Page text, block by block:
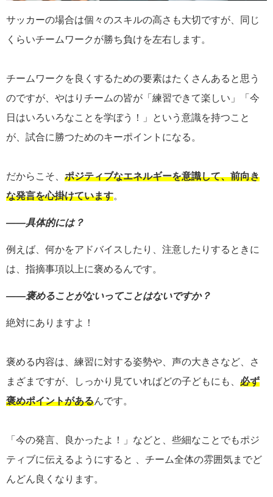
サッカーの場合は個々のスキルの高さも大切ですが、同じ
くらいチームワークが勝ち負けを左右します。
チームワークを良くするための要素はたくさんあると思う
のですが、やはりチームの皆が「練習できて楽しい」「今
日はいろいろなことを学ぼう！」という意識を持つこと
が、試合に勝つためのキーポイントになる。
だからこそ、 ポジティブなエネルギーを意識して、前向き
な発言を心掛けています。
――具体的には？
例えば、何かをアドバイスしたり、注意したりするときに
は、指摘事項以上に褒めるんです。
――褒めることがないってことはないですか？
絶対にありますよ！
褒める内容は、練習に対する姿勢や、声の大きさなど、さ
まざまですが、しっかり見ていればどの子どもにも、 必ず
褒めポイントがあるんです。
「今の発言、良かったよ！」などと、些細なことでもポジ
ティブに伝えるようにすると 、チーム全体の雰囲気までど
んどん良くなります。